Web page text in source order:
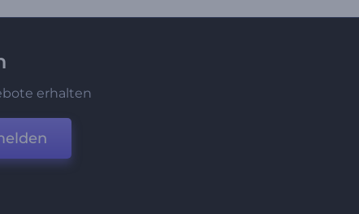
erhalten